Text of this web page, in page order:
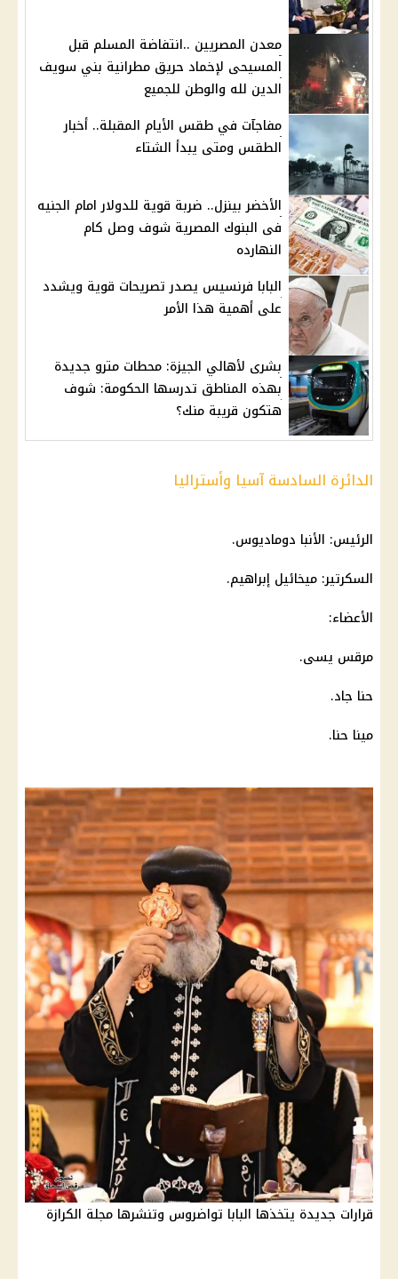
معدن المصريين ..انتفاضة المسلم قبل
المسيحى لإخماد حريق مطرانية بني سويف
الدين لله والوطن للجميع
مفاجآت في طقس الأيام المقبلة.. أخبار
الطقس ومتى يبدأ الشتاء
الأخضر بينزل.. ضربة قوية للدولار امام الجنيه
فى البنوك المصرية شوف وصل كام
النهارده
البابا فرنسيس يصدر تصريحات قوية ويشدد
على أهمية هذا الأمر
بشرى لأهالي الجيزة: محطات مترو جديدة
بهذه المناطق تدرسها الحكومة: شوف
هتكون قريبة منك؟
الدائرة السادسة آسيا وأستراليا
الرئيس: الأنبا دوماديوس.
السكرتير: ميخائيل إبراهيم.
الأعضاء:
مرقس يسى.
حنا جاد.
مينا حنا.
قرارات جديدة يتخذها البابا تواضروس وتنشرها مجلة الكرازة